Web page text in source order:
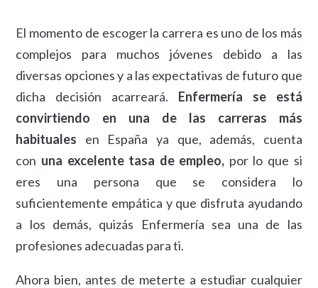
El momento de escoger la carrera es uno de los más
complejos para muchos jóvenes debido a las
diversas opciones y a las expectativas de futuro que
dicha decisión acarreará. Enfermería se está
convirtiendo en una de las carreras más
habituales en España ya que, además, cuenta
con una excelente tasa de empleo, por lo que si
eres una persona que se considera lo
suficientemente empática y que disfruta ayudando
a los demás, quizás Enfermería sea una de las
profesiones adecuadas para ti.
Ahora bien, antes de meterte a estudiar cualquier